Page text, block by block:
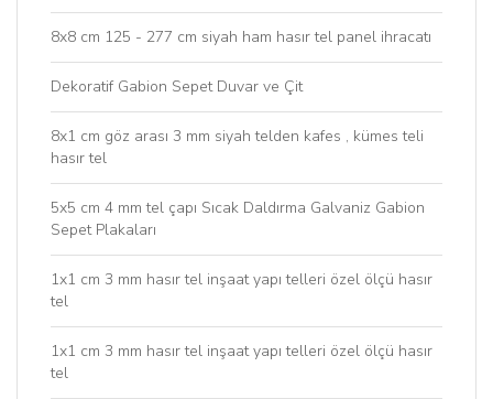
8x8 cm 125 - 277 cm siyah ham hasır tel panel ihracatı
Dekoratif Gabion Sepet Duvar ve Çit
8x1 cm göz arası 3 mm siyah telden kafes , kümes teli
hasır tel
5x5 cm 4 mm tel çapı Sıcak Daldırma Galvaniz Gabion
Sepet Plakaları
1x1 cm 3 mm hasır tel inşaat yapı telleri özel ölçü hasır
tel
1x1 cm 3 mm hasır tel inşaat yapı telleri özel ölçü hasır
tel